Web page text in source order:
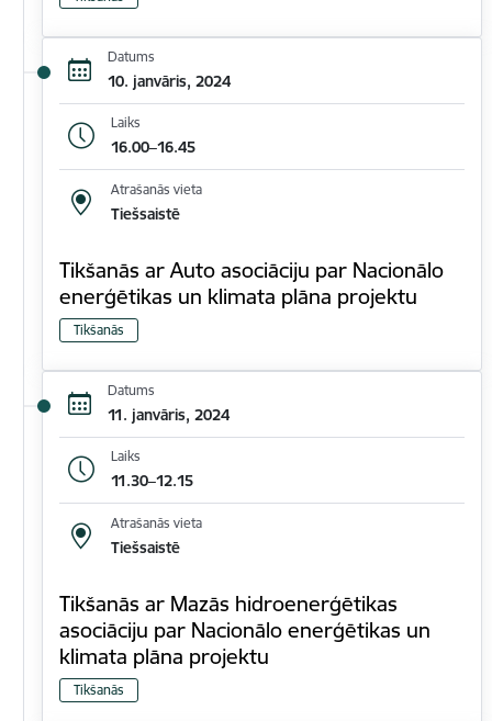
Datums
10. janvāris, 2024
Laiks
16.00–16.45
Atrašanās vieta
Tiešsaistē
Tikšanās ar Auto asociāciju par Nacionālo
enerģētikas un klimata plāna projektu
Tikšanās
Datums
11. janvāris, 2024
Laiks
11.30–12.15
Atrašanās vieta
Tiešsaistē
Tikšanās ar Mazās hidroenerģētikas
asociāciju par Nacionālo enerģētikas un
klimata plāna projektu
Tikšanās